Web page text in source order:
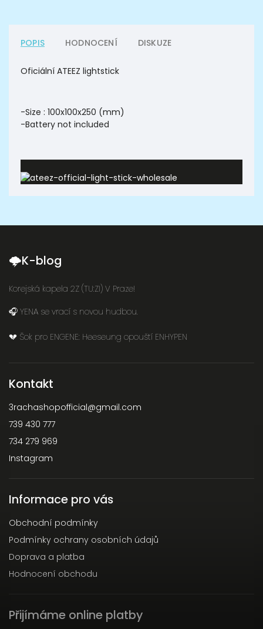
POPIS HODNOCENÍ DISKUZE
Oficiální ATEEZ lightstick
-Size : 100x100x250 (mm)
-Battery not included
🌩K-blog
Korejská kapela 2Z (TU:ZI) V Praze!
🎧 YENA se vrací s novou hudbou.
💔 Šok pro ENGENE: Heeseung opouští ENHYPEN
Kontakt
3rachashopofficial@gmail.com
739 430 777
734 279 969
Instagram
Informace pro vás
Obchodní podmínky
Podmínky ochrany osobních údajů
Doprava a platba
Hodnocení obchodu
Přijímáme online platby